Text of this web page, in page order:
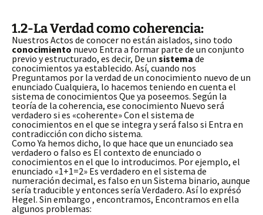
1.2-La Verdad como coherencia:
Nuestros Actos de conocer no están aislados, sino todo
conocimiento nuevo Entra a formar parte de un conjunto
previo y estructurado, es decir, De un sistema de
conocimientos ya establecido. Así, cuando nos
Preguntamos por la verdad de un conocimiento nuevo de un
enunciado Cualquiera, lo hacemos teniendo en cuenta el
sistema de conocimientos Que ya poseemos. Según la
teoría de la coherencia, ese conocimiento Nuevo será
verdadero si es «coherente» Con el sistema de
conocimientos en el que se integra y será falso si Entra en
contradicción con dicho sistema.
Como Ya hemos dicho, lo que hace que un enunciado sea
verdadero o falso es El contexto de enunciado o
conocimientos en el que lo introducimos. Por ejemplo, el
enunciado «1+1=2» Es verdadero en el sistema de
numeración decimal, es falso en un Sistema binario, aunque
sería traducible y entonces sería Verdadero. Así lo exprésó
Hegel. Sin embargo , encontramos, Encontramos en ella
algunos problemas: